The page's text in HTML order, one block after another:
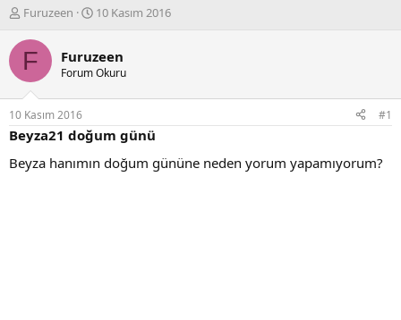
K
n
b
y
u
b
a
l
Furuzeen
B
l
a
ı
ç
a
10 Kasım 2016
F Furuzeen
Forum Okuru
10 Kasım 2016 #1
Beyza21 doğum günü
Beyza hanımın doğum gününe neden yorum yapamıyorum?